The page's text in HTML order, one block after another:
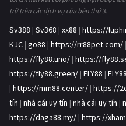
trữ trên các dịch vụ của bên thứ 3.
Sv388 | Sv368 | xx88 | https://
KJC | go88 | https://rr88pet.com/ |
https://fly88.uno/ | https://
https://fly88.green/ | FLY88 | FLY88
| https://mm88.center/ | https://
tín | nhà cái uy tín | nhà cái uy tín |
https://daga88.my/ | https://